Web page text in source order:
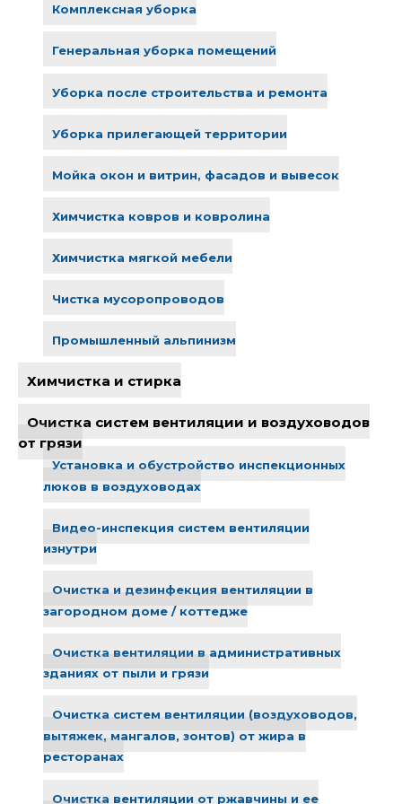
Комплексная уборка
Генеральная уборка помещений
Уборка после строительства и ремонта
Уборка прилегающей территории
Мойка окон и витрин, фасадов и вывесок
Химчистка ковров и ковролина
Химчистка мягкой мебели
Чистка мусоропроводов
Промышленный альпинизм
Химчистка и стирка
Очистка систем вентиляции и воздуховодов
от грязи
Установка и обустройство инспекционных
люков в воздуховодах
Видео-инспекция систем вентиляции
изнутри
Очистка и дезинфекция вентиляции в
загородном доме / коттедже
Очистка вентиляции в административных
зданиях от пыли и грязи
Очистка систем вентиляции (воздуховодов,
вытяжек, мангалов, зонтов) от жира в
ресторанах
Очистка вентиляции от ржавчины и ее